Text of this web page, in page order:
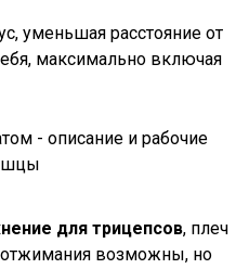
уменьшая расстояние от
максимально включая
для трицепсов, плеч
возможны, но